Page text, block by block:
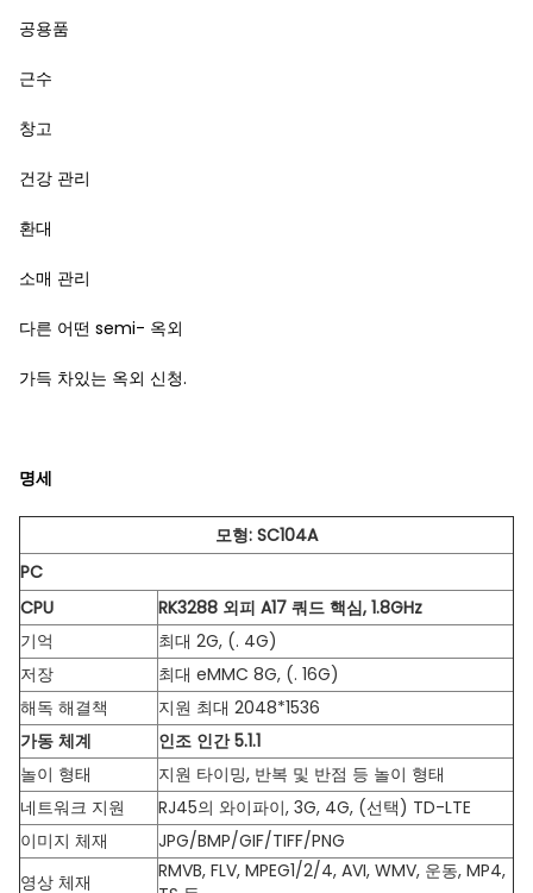
공용품
근수
창고
건강 관리
환대
소매 관리
다른 어떤 semi- 옥외
가득 차있는 옥외 신청.
명세
모형: SC104A
PC
CPU
RK3288 외피 A17 쿼드 핵심, 1.8GHz
기억
최대 2G, (. 4G)
저장
최대 eMMC 8G, (. 16G)
해독 해결책
지원 최대 2048*1536
가동 체계
인조 인간 5.1.1
놀이 형태
지원 타이밍, 반복 및 반점 등 놀이 형태
네트워크 지원
RJ45의 와이파이, 3G, 4G, (선택) TD-LTE
이미지 체재
JPG/BMP/GIF/TIFF/PNG
영상 체재
RMVB, FLV, MPEG1/2/4, AVI, WMV, 운동, MP4,